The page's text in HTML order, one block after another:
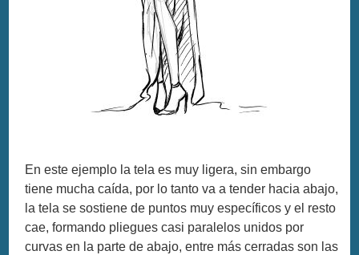
En este ejemplo la tela es muy ligera, sin embargo
tiene mucha caída, por lo tanto va a tender hacia abajo,
la tela se sostiene de puntos muy específicos y el resto
cae, formando pliegues casi paralelos unidos por
curvas en la parte de abajo, entre más cerradas son las